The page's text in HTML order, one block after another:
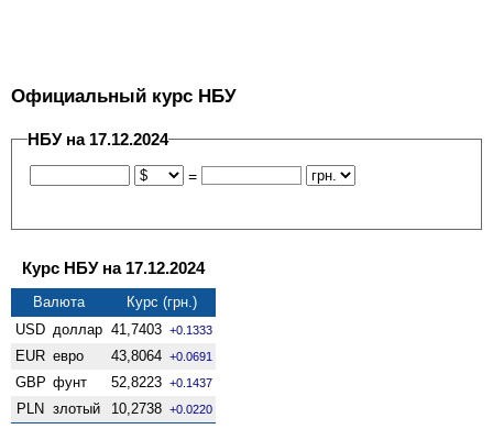
Официальный курс НБУ
НБУ на 17.12.2024
=
Курс НБУ на 17.12.2024
Валюта
Курс (грн.)
USD доллар 41,7403 +0.1333
EUR евро 43,8064 +0.0691
GBP фунт 52,8223 +0.1437
PLN злотый 10,2738 +0.0220